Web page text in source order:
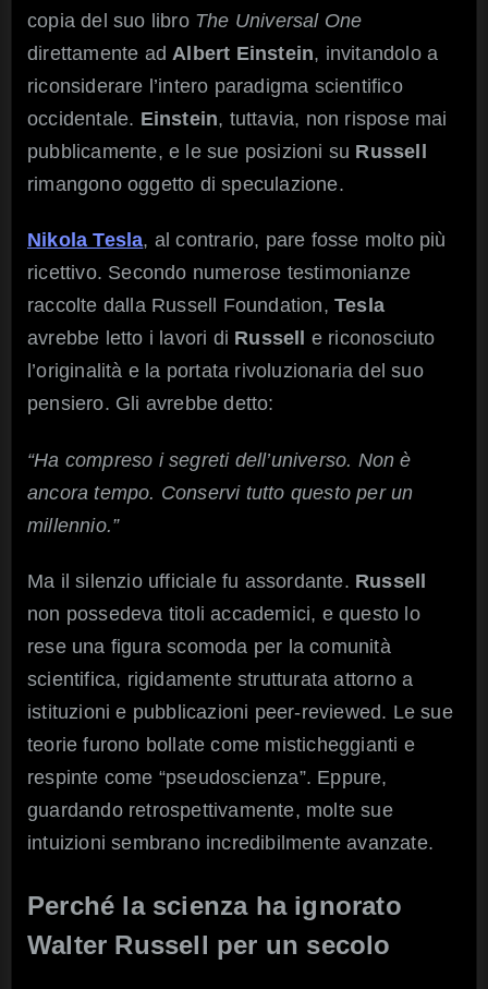
copia del suo libro The Universal One
direttamente ad Albert Einstein, invitandolo a
riconsiderare l’intero paradigma scientifico
occidentale. Einstein, tuttavia, non rispose mai
pubblicamente, e le sue posizioni su Russell
rimangono oggetto di speculazione.
Nikola Tesla, al contrario, pare fosse molto più
ricettivo. Secondo numerose testimonianze
raccolte dalla Russell Foundation, Tesla
avrebbe letto i lavori di Russell
e riconosciuto
l’originalità e la portata rivoluzionaria del suo
pensiero. Gli avrebbe detto:
“Ha compreso i segreti dell’universo. Non è
ancora tempo. Conservi tutto questo per un
millennio.”
Ma il silenzio ufficiale fu assordante. Russell
non possedeva titoli accademici, e questo lo
rese una figura scomoda per la comunità
scientifica, rigidamente strutturata attorno a
istituzioni e pubblicazioni peer-reviewed. Le sue
teorie furono bollate come misticheggianti e
respinte come “pseudoscienza”. Eppure,
guardando retrospettivamente, molte sue
intuizioni sembrano incredibilmente avanzate.
Perché la scienza ha ignorato
Walter Russell per un secolo